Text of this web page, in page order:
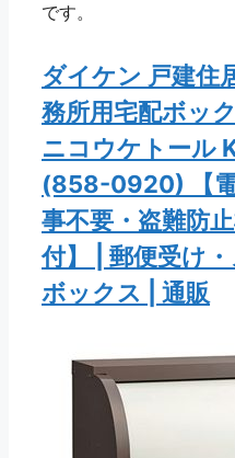
です。
ダイケン 戸建住
務所用宅配ボッ
ニコウケトール
(858-0920) 【
事不要・盗難防
付】 | 郵便受け
ボックス | 通販